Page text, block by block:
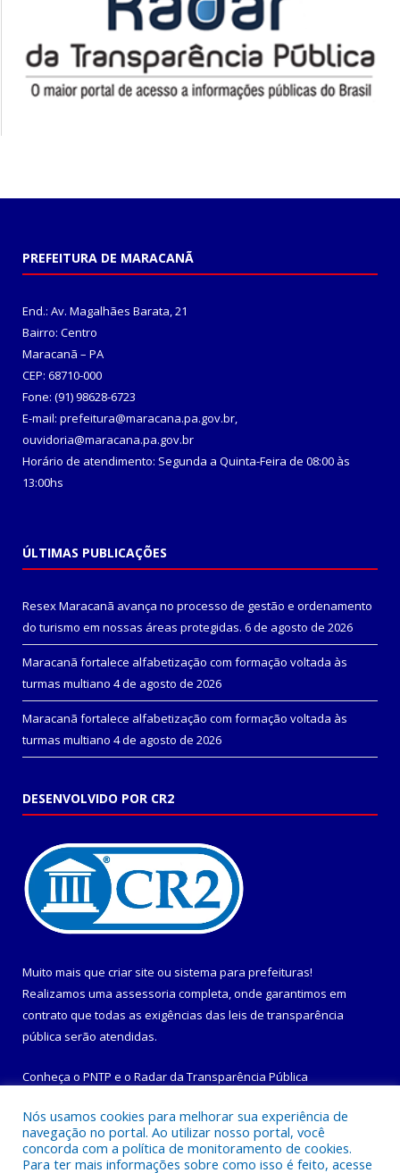
PREFEITURA DE MARACANÃ
End.: Av. Magalhães Barata, 21
Bairro: Centro
Maracanã – PA
CEP: 68710-000
Fone: (91) 98628-6723
E-mail: prefeitura@maracana.pa.gov.br,
ouvidoria@maracana.pa.gov.br
Horário de atendimento: Segunda a Quinta-Feira de 08:00 às
13:00hs
ÚLTIMAS PUBLICAÇÕES
Resex Maracanã avança no processo de gestão e ordenamento
do turismo em nossas áreas protegidas. 6 de agosto de 2026
Maracanã fortalece alfabetização com formação voltada às
turmas multiano 4 de agosto de 2026
Maracanã fortalece alfabetização com formação voltada às
turmas multiano 4 de agosto de 2026
DESENVOLVIDO POR CR2
Muito mais que criar site ou sistema para prefeituras!
Realizamos uma assessoria completa, onde garantimos em
contrato que todas as exigências das leis de transparência
pública serão atendidas.
Conheça o PNTP e o Radar da Transparência Pública
Nós usamos cookies para melhorar sua experiência de
navegação no portal. Ao utilizar nosso portal, você
concorda com a política de monitoramento de cookies.
Para ter mais informações sobre como isso é feito, acesse